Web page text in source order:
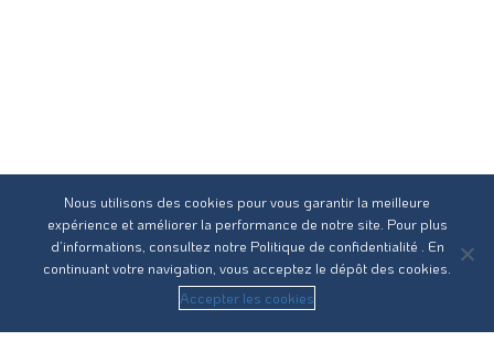
Nous utilisons des cookies pour vous garantir la meilleure
expérience et améliorer la performance de notre site. Pour plus
d’informations, consultez notre Politique de confidentialité
. En
continuant votre navigation, vous acceptez le dépôt des cookies.
Accepter les cookies